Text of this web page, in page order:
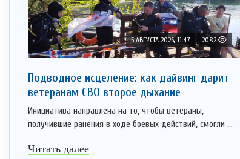
5 АВГУСТА 2026, 11:47 2082
Подводное исцеление: как дайвинг дарит
ветеранам СВО второе дыхание
Инициатива направлена на то, чтобы ветераны,
получившие ранения в ходе боевых действий, смогли ...
Читать далее